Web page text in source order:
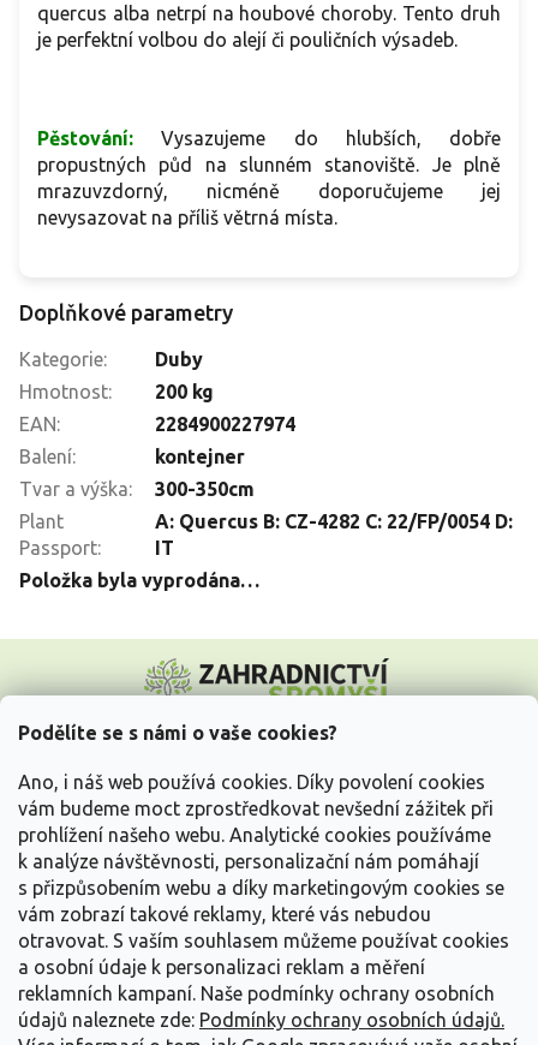
Podělíte se s námi o vaše cookies?
Ano, i náš web používá cookies. Díky povolení cookies
vám budeme moct zprostředkovat nevšední zážitek při
prohlížení našeho webu. Analytické cookies používáme
k analýze návštěvnosti, personalizační nám pomáhají
s přizpůsobením webu a díky marketingovým cookies se
vám zobrazí takové reklamy, které vás nebudou
otravovat. S vaším souhlasem můžeme používat cookies
a osobní údaje k personalizaci reklam a měření
reklamních kampaní. Naše podmínky ochrany osobních
údajů naleznete zde: Podmínky ochrany osobních údajů.
quercus alba netrpí na houbové choroby. Tento druh
je perfektní volbou do alejí či pouličních výsadeb.
Pěstování: Vysazujeme do hlubších, dobře
propustných půd na slunném stanoviště. Je plně
mrazuvzdorný, nicméně doporučujeme jej
nevysazovat na příliš větrná místa.
Doplňkové parametry
Kategorie:
Duby
Hmotnost:
200 kg
EAN:
2284900227974
Balení:
kontejner
Tvar a výška:
300-350cm
Plant
Passport:
A: Quercus B: CZ-4282 C: 22/FP/0054 D:
IT
Položka byla vyprodána…
p
Vše o nákupu
Informace pro Vás
Kontakujte nás